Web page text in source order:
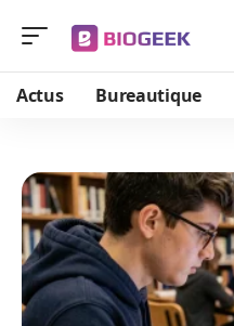
Actus Bureautique